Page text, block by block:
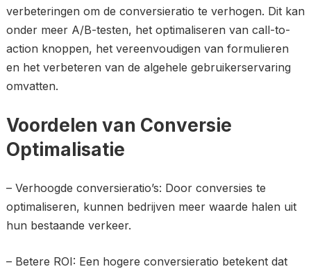
verbeteringen om de conversieratio te verhogen. Dit kan
onder meer A/B-testen, het optimaliseren van call-to-
action knoppen, het vereenvoudigen van formulieren
en het verbeteren van de algehele gebruikerservaring
omvatten.
Voordelen van Conversie
Optimalisatie
– Verhoogde conversieratio’s: Door conversies te
optimaliseren, kunnen bedrijven meer waarde halen uit
hun bestaande verkeer.
– Betere ROI: Een hogere conversieratio betekent dat